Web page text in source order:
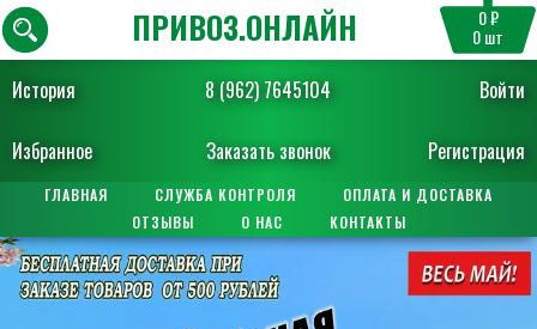
История 8 (962) 7645104 Войти
Избранное Заказать звонок Регистрация
ПРИВОЗ.ОНЛАЙН 0 ₽
0шт
ГЛАВНАЯ СЛУЖБА КОНТРОЛЯ
ОПЛАТА И ДОСТАВКА
ОТЗЫВЫ
О НАС КОНТАКТЫ